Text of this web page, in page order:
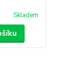
Skladem